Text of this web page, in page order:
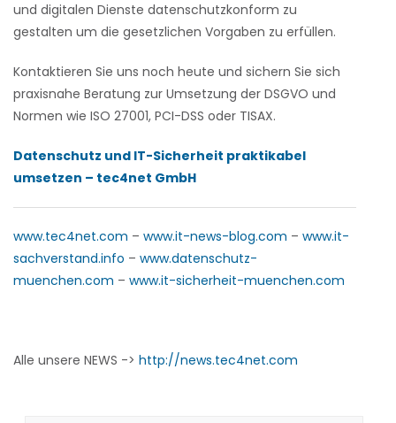
und digitalen Dienste datenschutzkonform zu
gestalten um die gesetzlichen Vorgaben zu erfüllen.
Kontaktieren Sie uns noch heute und sichern Sie sich
praxisnahe Beratung zur Umsetzung der DSGVO und
Normen wie ISO 27001, PCI-DSS oder TISAX.
Datenschutz und IT-Sicherheit praktikabel
umsetzen – tec4net GmbH
www.tec4net.com – www.it-news-blog.com – www.it-
sachverstand.info – www.datenschutz-
muenchen.com – www.it-sicherheit-muenchen.com
Alle unsere NEWS -> http://news.tec4net.com